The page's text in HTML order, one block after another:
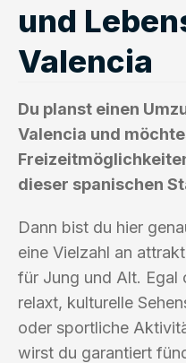
und
Valencia
Du planst einen
Valencia und
dieser spanischen
Dann bist du hier
eine Vielzahl an
für Jung und Alt. Egal
relaxt, kulturelle
oder sportliche
wirst du garantiert